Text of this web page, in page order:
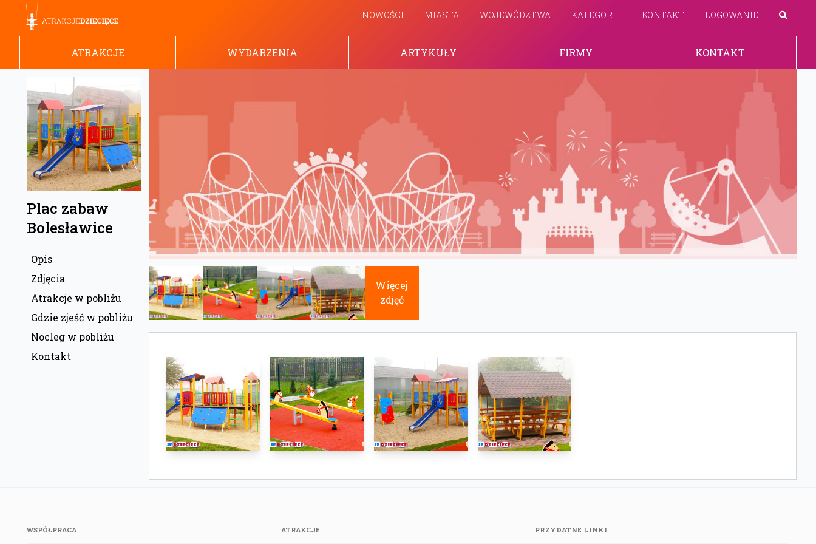
NOWOŚCI MIASTA WOJEWÓDZTWA KATEGORIE KONTAKT LOGOWANIE
ATRAKCJE WYDARZENIA ARTYKUŁY FIRMY KONTAKT
Plac zabaw
Bolesławice
Opis
Zdjęcia
Atrakcje w pobliżu
Gdzie zjeść w pobliżu
Nocleg w pobliżu
Kontakt
Więcej
zdjęć
WSPÓŁPRACA ATRAKCJE PRZYDATNE LINKI